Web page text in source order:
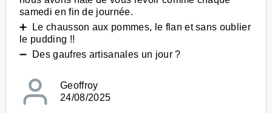
samedi en fin de journée.
➕ Le chausson aux pommes, le flan et sans oublier
le pudding !!
➖ Des gaufres artisanales un jour ?
Geoffroy
24/08/2025